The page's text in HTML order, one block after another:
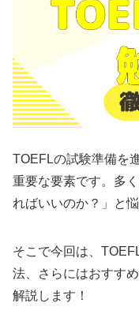
TOEFLの試験準備を
重要な要素です。多
ればいいのか？」と
そこで今回は、
法、さらにはおすす
解説します！